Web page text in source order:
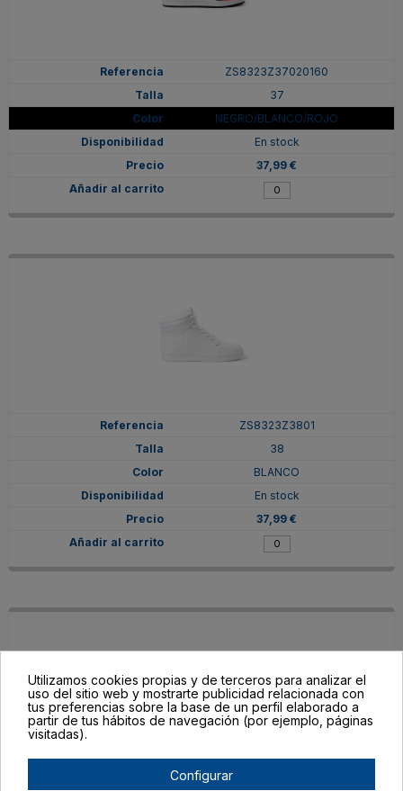
ZS8323Z37020160
37
NEGRO/BLANCO/ROJO
En stock
37,99 €
ZS8323Z3801
38
BLANCO
En stock
37,99 €
ZS8323Z380155
Utilizamos cookies propias y de terceros para analizar el
uso del sitio web y mostrarte publicidad relacionada con
tus preferencias sobre la base de un perfil elaborado a
partir de tus hábitos de navegación (por ejemplo, páginas
visitadas).
Configurar